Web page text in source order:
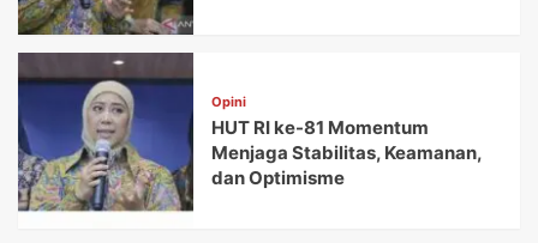
Opini
HUT RI ke-81 Momentum
Menjaga Stabilitas, Keamanan,
dan Optimisme